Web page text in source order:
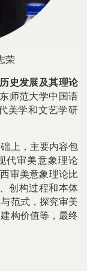
荣
史发展及其理论
师范大学中国语
美学和文艺学研
上，主要内容包
代审美意象理论
审美意象理论比
创构过程和本体
范式，探究审美
构价值等，最终